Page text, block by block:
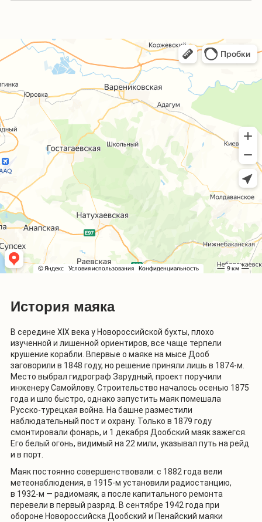
История маяка
В середине XIX века у Новороссийской бухты, плохо
изученной и лишенной ориентиров, все чаще терпели
крушение корабли. Впервые о маяке на мысе Дооб
заговорили в 1848 году, но решение приняли лишь в 1874-м.
Место выбрал гидрограф Зарудный, проект поручили
инженеру Самойлову. Строительство началось осенью 1875
года и шло быстро, однако запустить маяк помешала
Русско-турецкая война. На башне разместили
наблюдательный пост и охрану. Только в 1879 году
смонтировали фонарь, и 1 декабря Дообский маяк зажегся.
Его белый огонь, видимый на 22 мили, указывал путь на рейд
и в порт.
Маяк постоянно совершенствовали: с 1882 года вели
метеонаблюдения, в 1915-м установили радиостанцию,
в 1932-м — радиомаяк, а после капитального ремонта
перевели в первый разряд. В сентябре 1942 года при
обороне Новороссийска Дообский и Пенайский маяки